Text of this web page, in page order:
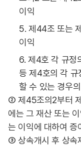
이익
5. 제44조 또는
이익
6. 제4호 각 규정
등 제4호의 각 규
할 수 있는 경우
② 제45조의2부터
에는 그 재산 또는
는 이익에 대하여 증
③ 상속개시 후 상속